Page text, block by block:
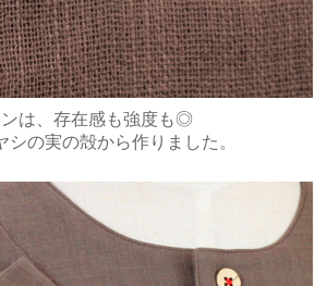
は、存在感も強度も◎
シの実の殻から作りました。